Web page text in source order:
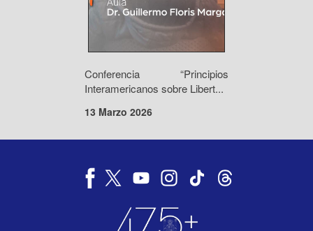
Conferencia “Principios
Interamericanos sobre Libert...
13 Marzo 2026